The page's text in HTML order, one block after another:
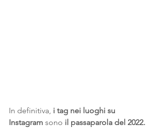
In definitiva, i tag nei luoghi su
Instagram sono il passaparola del 2022.